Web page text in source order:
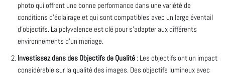
photo qui offrent une bonne performance dans une variété de
conditions d’éclairage et qui sont compatibles avec un large éventail
d’objectifs. La polyvalence est clé pour s’adapter aux différents
environnements d’un mariage.
Investissez dans des Objectifs de Qualité : Les objectifs ont un impact
considérable sur la qualité des images. Des objectifs lumineux avec